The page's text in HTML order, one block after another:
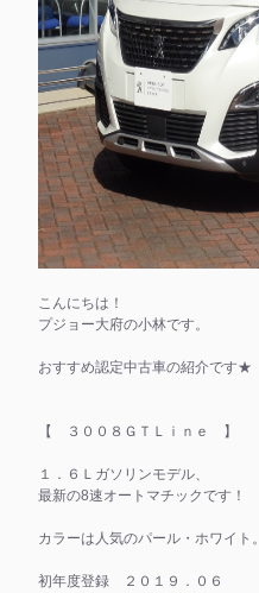
こんにちは！
プジョー大府の小林です。
おすすめ認定中古車の紹介です★
【 ３００８ＧＴＬｉｎｅ 】
１．６Ｌガソリンモデル、
最新の8速オートマチックです！
カラーは人気のパール・ホワイト。
初年度登録 ２０１９．０６